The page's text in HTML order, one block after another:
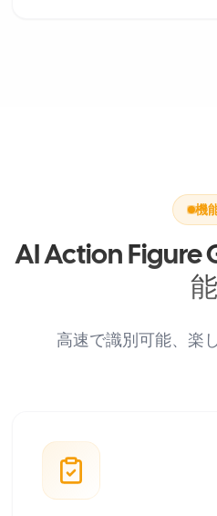
機
AI Action Figure
能
高速で識別可能、楽